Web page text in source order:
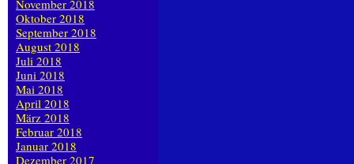
November 2018
Oktober 2018
September 2018
August 2018
Juli 2018
Juni 2018
Mai 2018
April 2018
März 2018
Februar 2018
Januar 2018
Dezember 2017